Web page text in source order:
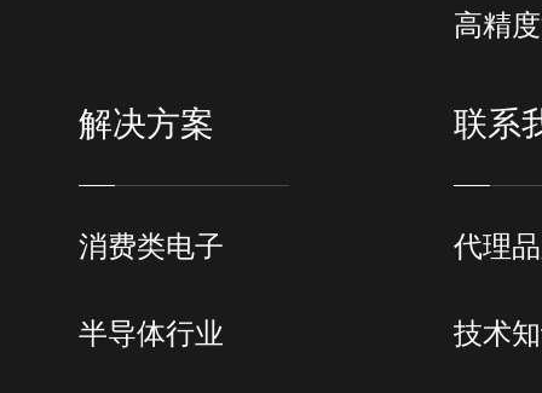
高精
解决方案
消费类电子
半导体行业
联系
代理
技术